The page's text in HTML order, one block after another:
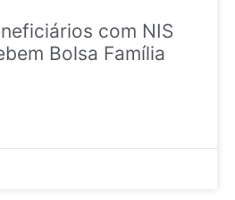
com NIS
Bolsa Família